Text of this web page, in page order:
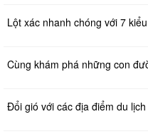
Lột xác nhanh chóng với 7
Cùng khám phá những con
Đổi gió với các địa điểm du